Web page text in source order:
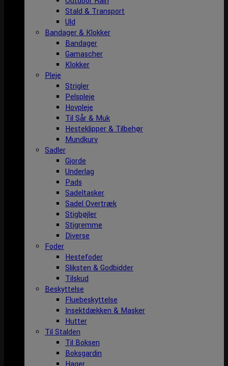
Stald & Transport
Uld
Bandager & Klokker
Bandager
Gamascher
Klokker
Pleje
Strigler
Pelspleje
Hovpleje
Til Sår & Muk
Hesteklipper & Tilbehør
Mundkurv
Sadler
Gjorde
Underlag
Pads
Sadeltasker
Sadel Overtræk
Stigbøjler
Stigremme
Diverse
Foder
Hestefoder
Sliksten & Godbidder
Tilskud
Beskyttelse
Fluebeskyttelse
Insektdækken & Masker
Hutter
Til Stalden
Til Boksen
Boksgardin